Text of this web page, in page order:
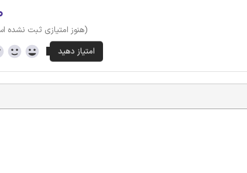
(هنوز امتیازی ثبت نشده